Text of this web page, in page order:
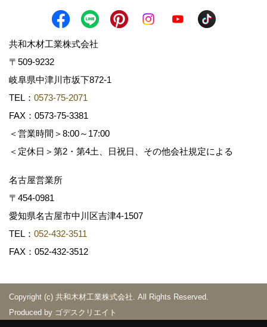
共和木材工業株式会社
〒509-9232
岐阜県中津川市坂下872‐1
TEL： 0573-75-2071
FAX：0573-75-3381
＜営業時間＞8:00～17:00
＜定休日＞第2・第4土、日祝日、その他会社規定による
名古屋営業所
〒454-0981
愛知県名古屋市中川区吉津4-1507
TEL： 052-432-3511
FAX：052-432-3512
Copyright (c) 共和木材工業株式会社. All Rights Reserved.
Produced by ゴデスクリエイト